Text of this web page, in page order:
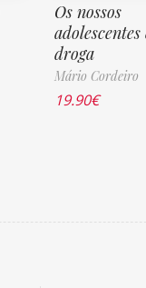
Os nossos
adolescentes
droga
Mário Cordeiro
19.90€